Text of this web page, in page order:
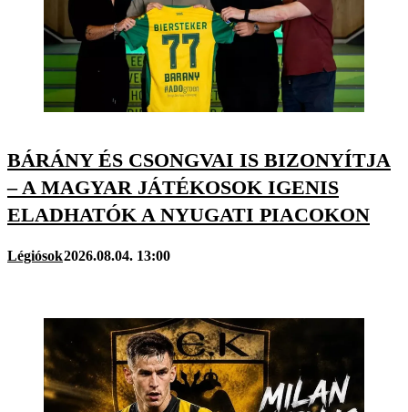
BÁRÁNY ÉS CSONGVAI IS BIZONYÍTJA
– A MAGYAR JÁTÉKOSOK IGENIS
ELADHATÓK A NYUGATI PIACOKON
Légiósok2026.08.04. 13:00